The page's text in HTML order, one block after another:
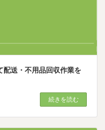
配送・不用品回収作業を
続きを読む